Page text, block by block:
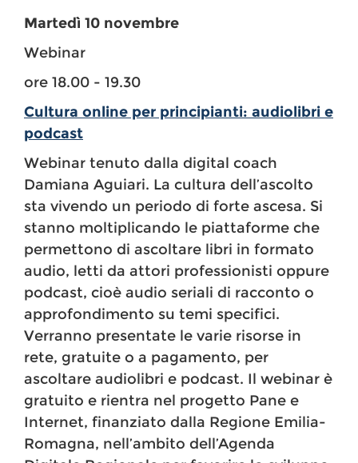
Martedì 10 novembre
Webinar
ore 18.00 - 19.30
Cultura online per principianti: audiolibri e
podcast
Webinar tenuto dalla digital coach
Damiana Aguiari. La cultura dell’ascolto
sta vivendo un periodo di forte ascesa. Si
stanno moltiplicando le piattaforme che
permettono di ascoltare libri in formato
audio, letti da attori professionisti oppure
podcast, cioè audio seriali di racconto o
approfondimento su temi specifici.
Verranno presentate le varie risorse in
rete, gratuite o a pagamento, per
ascoltare audiolibri e podcast. Il webinar è
gratuito e rientra nel progetto Pane e
Internet, finanziato dalla Regione Emilia-
Romagna, nell’ambito dell’Agenda